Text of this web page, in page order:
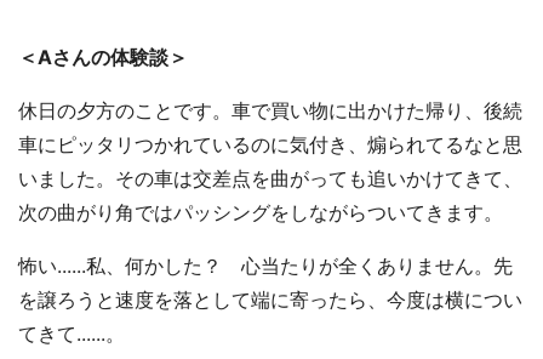
＜Aさんの体験談＞
休日の夕方のことです。車で買い物に出かけた帰り、後続
車にピッタリつかれているのに気付き、煽られてるなと思
いました。その車は交差点を曲がっても追いかけてきて、
次の曲がり角ではパッシングをしながらついてきます。
怖い......私、何かした？ 心当たりが全くありません。先
を譲ろうと速度を落として端に寄ったら、今度は横につい
てきて......。